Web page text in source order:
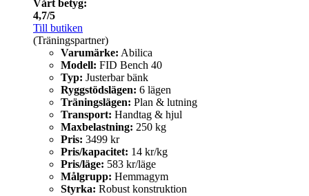
Vårt betyg:
4,7/5
Till butiken
(Träningspartner)
Varumärke: Abilica
Modell: FID Bench 40
Typ: Justerbar bänk
Ryggstödslägen: 6 lägen
Träningslägen: Plan & lutning
Transport: Handtag & hjul
Maxbelastning: 250 kg
Pris: 3499 kr
Pris/kapacitet: 14 kr/kg
Pris/läge: 583 kr/läge
Målgrupp: Hemmagym
Styrka: Robust konstruktion